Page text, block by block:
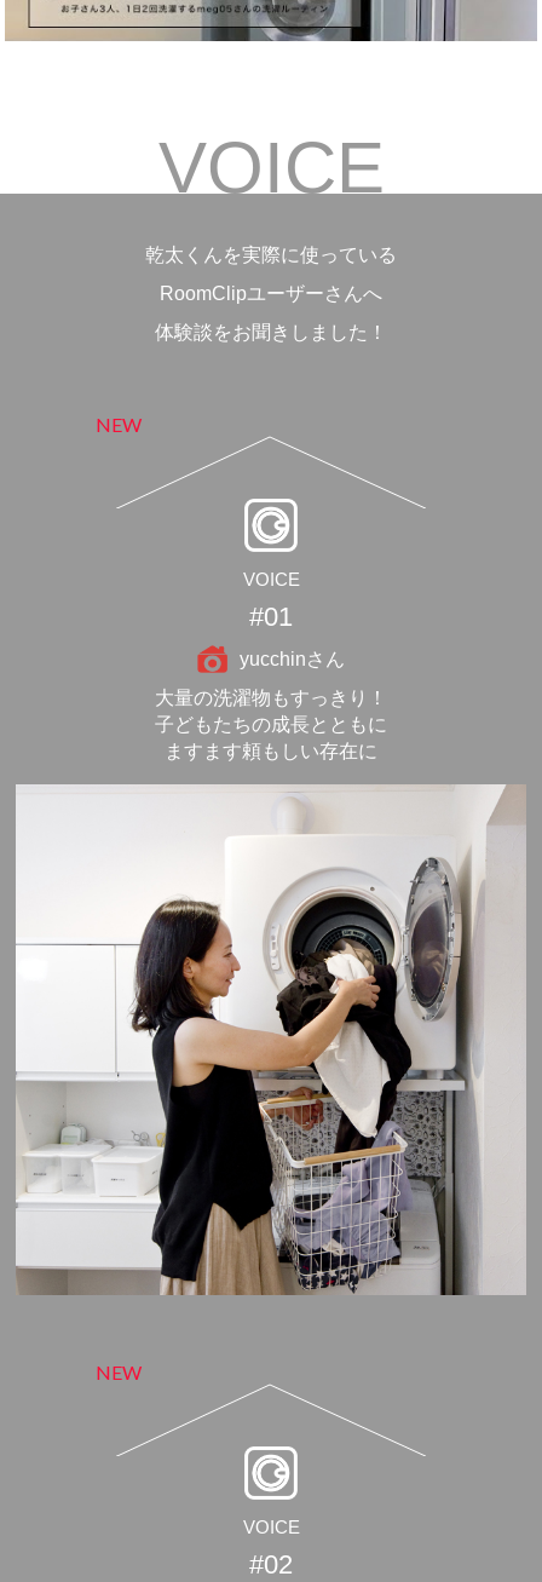
VOICE
乾太くんを実際に使っている
RoomClipユーザーさんへ
体験談をお聞きしました！
NEW
VOICE
#01
yucchinさん
大量の洗濯物もすっきり！
子どもたちの成長とともに
ますます頼もしい存在に
NEW
VOICE
#02